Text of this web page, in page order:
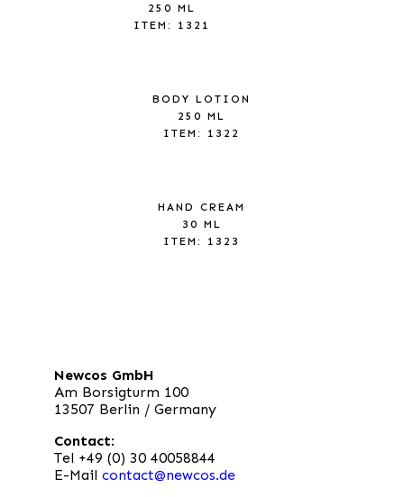
250 ML
ITEM: 1321
BODY LOTION
250 ML
ITEM: 1322
HAND CREAM
30 ML
ITEM: 1323
Newcos GmbH
Am Borsigturm 100
13507 Berlin / Germany
Contact:
Tel +49 (0) 30 40058844
E-Mail contact@newcos.de